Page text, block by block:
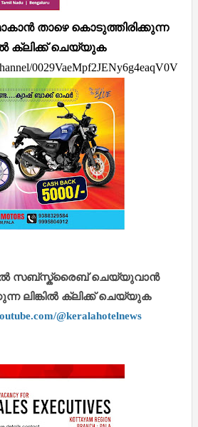
താഴെ കൊടുത്തിരിക്കുന്ന
ക്ലിക്ക് ചെയ്യുക
0029VaeMpf2JENy6g4eaqV0V
സബ്സ്ക്രൈബ് ചെയ്യുവാൻ
ലിങ്കിൽ ക്ലിക്ക് ചെയ്യുക
@keralahotelnews